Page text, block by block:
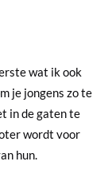
wat ik ook
je jongens zo te
in de gaten te
wordt voor
hun.